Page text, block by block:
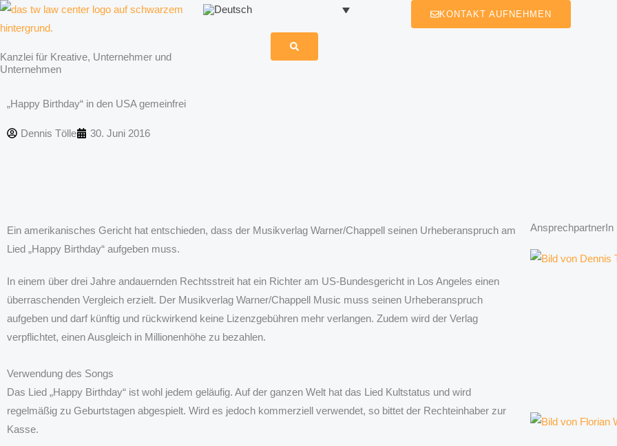
Zum
Inhalt
Kanzlei für Kreative, Unternehmer und
Unternehmen
KONTAKT AUFNEHMEN
„Happy Birthday“ in den USA gemeinfrei
Dennis Tölle 30. Juni 2016
Ein amerikanisches Gericht hat entschieden, dass der Musikverlag Warner/Chappell seinen Urheberanspruch am
Lied „Happy Birthday“ aufgeben muss.
In einem über drei Jahre andauernden Rechtsstreit hat ein Richter am US-Bundesgericht in Los Angeles einen
überraschenden Vergleich erzielt. Der Musikverlag Warner/Chappell Music muss seinen Urheberanspruch
aufgeben und darf künftig und rückwirkend keine Lizenzgebühren mehr verlangen. Zudem wird der Verlag
verpflichtet, einen Ausgleich in Millionenhöhe zu bezahlen.
Verwendung des Songs
Das Lied „Happy Birthday“ ist wohl jedem geläufig. Auf der ganzen Welt hat das Lied Kultstatus und wird
regelmäßig zu Geburtstagen abgespielt. Wird es jedoch kommerziell verwendet, so bittet der Rechteinhaber zur
Kasse.
AnsprechpartnerIn